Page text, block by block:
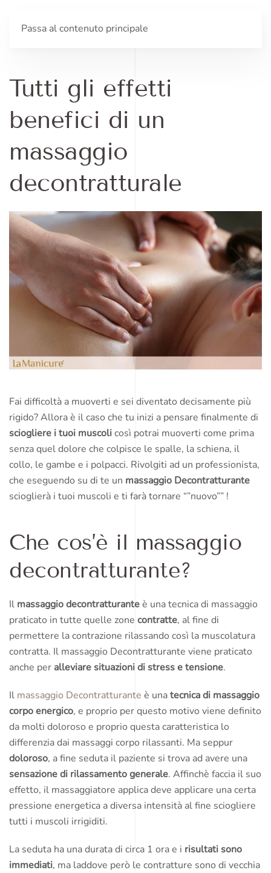
Passa al contenuto principale
Tutti gli effetti
benefici di un
massaggio
decontratturale
Fai difficoltà a muoverti e sei diventato decisamente più
rigido? Allora è il caso che tu inizi a pensare finalmente di
sciogliere i tuoi muscolicosì potrai muoverti come prima
senza quel dolore che colpisce le spalle, la schiena, il
collo, le gambe e i polpacci. Rivolgiti ad un professionista,
che eseguendo su di te un massaggio Decontratturante
scioglierà i tuoi muscoli e ti farà tornare “”nuovo”” !
Che cos’è il massaggio
decontratturante?
Il massaggio decontratturanteè una tecnica di massaggio
praticato in tutte quelle zone contratte, al fine di
permettere la contrazione rilassando così la muscolatura
contratta. Il massaggio Decontratturante viene praticato
anche per alleviare situazioni di stress e tensione.
Il massaggio Decontratturante è unatecnica di massaggio
corpo energico, e proprio per questo motivo viene definito
da molti doloroso e proprio questa caratteristica lo
differenzia dai massaggi corpo rilassanti. Ma seppur
doloroso, a fine seduta il paziente si trova ad avere una
sensazione di rilassamento generale. Affinchè faccia il suo
effetto, il massaggiatore applica deve applicare una certa
pressione energetica a diversa intensità al fine sciogliere
tutti i muscoli irrigiditi.
La seduta ha una durata di circa 1 ora e i risultati sono
immediati, ma laddove però le contratture sono di vecchia